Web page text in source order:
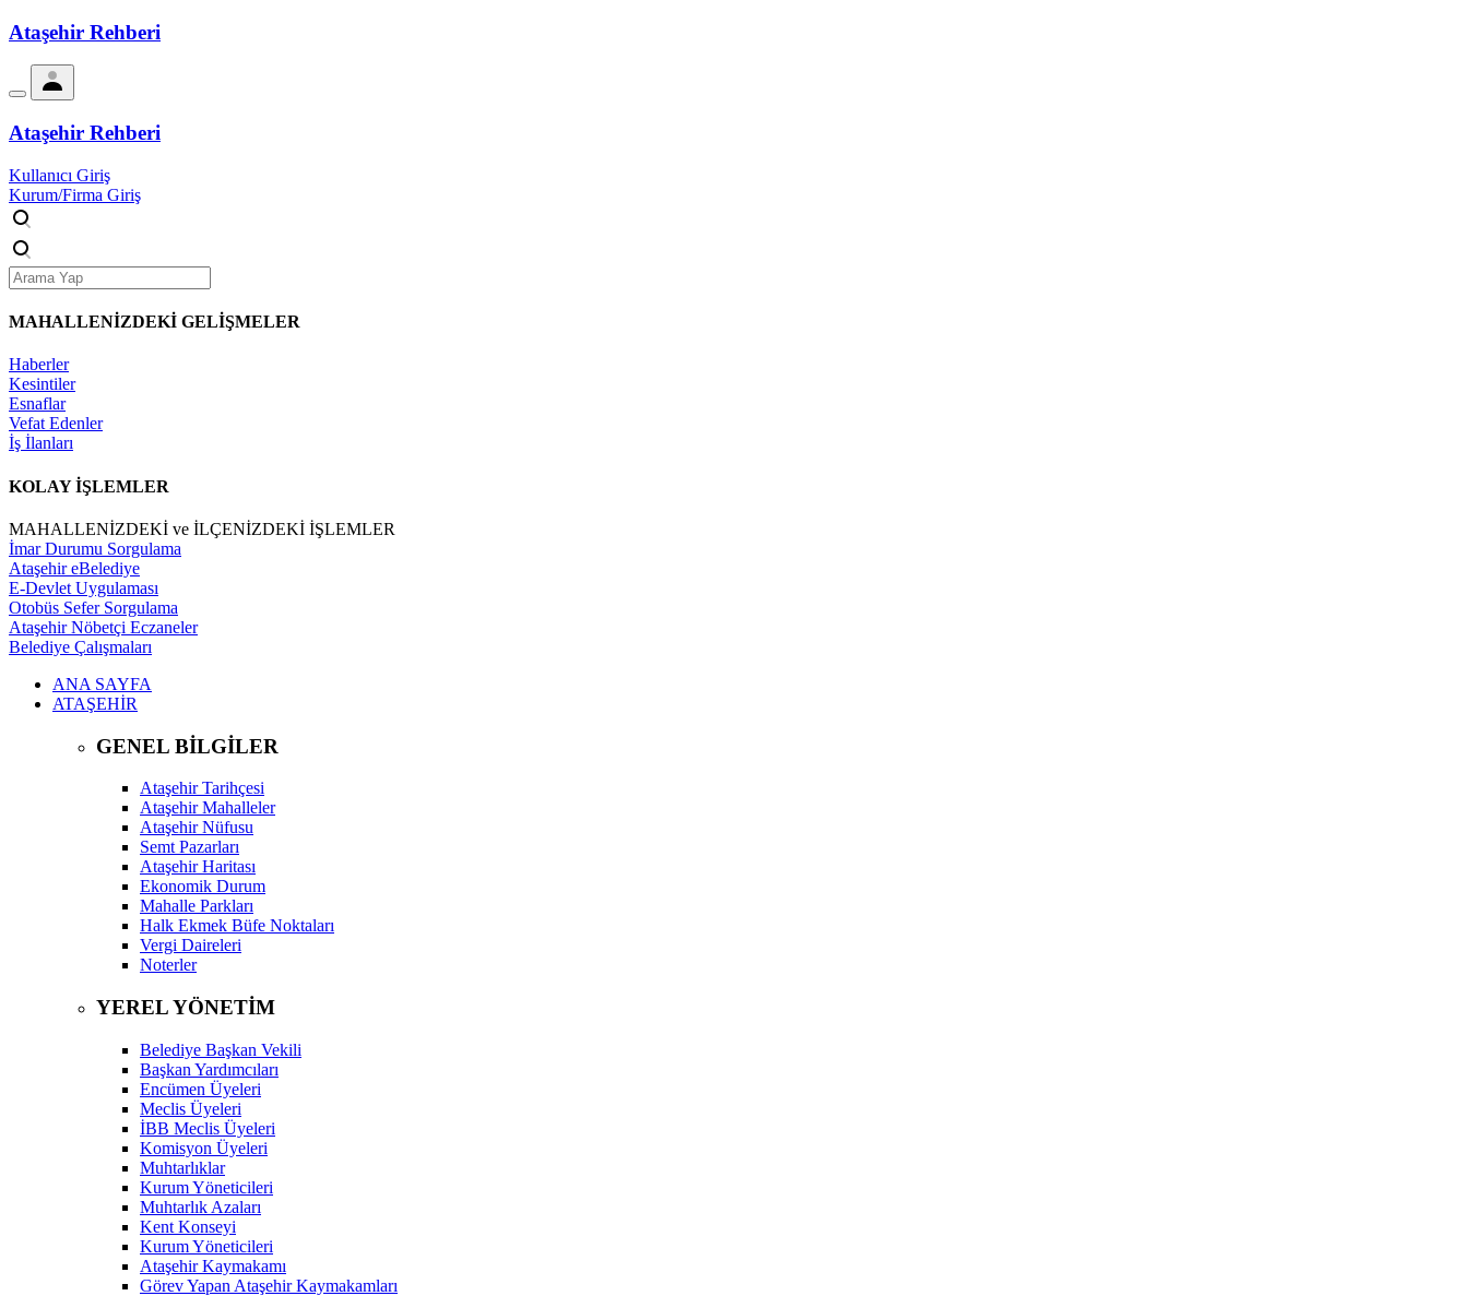
Ataşehir Rehberi
Ataşehir Rehberi
Kullanıcı Giriş
Kurum/Firma Giriş
MAHALLENİZDEKİ GELİŞMELER
Haberler
Kesintiler
Esnaflar
Vefat Edenler
İş İlanları
KOLAY İŞLEMLER
MAHALLENİZDEKİ ve İLÇENİZDEKİ İŞLEMLER
İmar Durumu Sorgulama
Ataşehir eBelediye
E-Devlet Uygulaması
Otobüs Sefer Sorgulama
Ataşehir Nöbetçi Eczaneler
Belediye Çalışmaları
ANA SAYFA
ATAŞEHİR
GENEL BİLGİLER
Ataşehir Tarihçesi
Ataşehir Mahalleler
Ataşehir Nüfusu
Semt Pazarları
Ataşehir Haritası
Ekonomik Durum
Mahalle Parkları
Halk Ekmek Büfe Noktaları
Vergi Daireleri
Noterler
YEREL YÖNETİM
Belediye Başkan Vekili
Başkan Yardımcıları
Encümen Üyeleri
Meclis Üyeleri
İBB Meclis Üyeleri
Komisyon Üyeleri
Muhtarlıklar
Kurum Yöneticileri
Muhtarlık Azaları
Kent Konseyi
Kurum Yöneticileri
Ataşehir Kaymakamı
Görev Yapan Ataşehir Kaymakamları